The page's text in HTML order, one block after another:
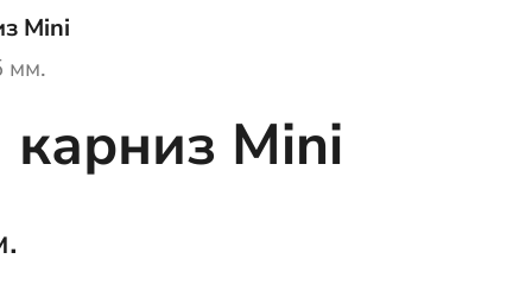
Mini
мм.
Mini